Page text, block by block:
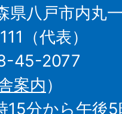
八戸市内丸一
（代表）
45-2077
案内）
15分から午後5